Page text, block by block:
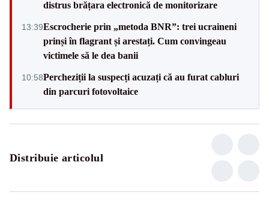
distrus brățara electronică de monitorizare
13:39Escrocherie prin „metoda BNR”: trei ucraineni
prinși în flagrant și arestați. Cum convingeau
victimele să le dea banii
10:58Percheziții la suspecți acuzați că au furat cabluri
din parcuri fotovoltaice
Distribuie articolul